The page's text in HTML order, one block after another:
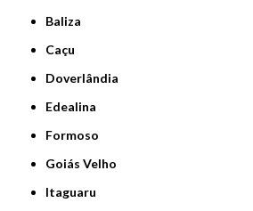
Baliza
Caçu
Doverlândia
Edealina
Formoso
Goiás Velho
Itaguaru